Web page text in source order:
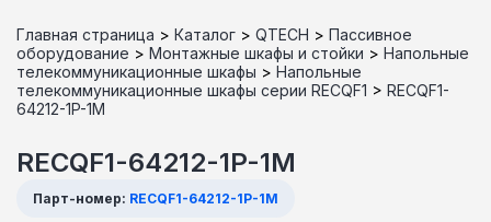
Главная страница > Каталог > QTECH > Пассивное
оборудование > Монтажные шкафы и стойки > Напольные
телекоммуникационные шкафы > Напольные
телекоммуникационные шкафы серии RECQF1 > RECQF1-
64212-1P-1M
RECQF1-64212-1P-1M
Парт-номер: RECQF1-64212-1P-1M